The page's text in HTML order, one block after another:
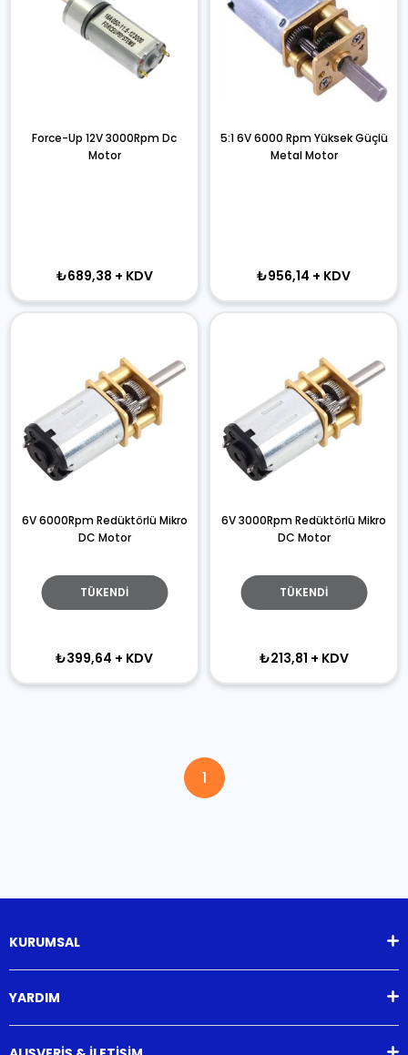
Force-Up 12V 3000Rpm Dc
Motor
₺689,38 + KDV
5:1 6V 6000 Rpm Yüksek Güçlü
Metal Motor
₺956,14 + KDV
TÜKENDI
6V 6000Rpm Redüktörlü Mikro
DC Motor
₺399,64 + KDV
TÜKENDI
6V 3000Rpm Redüktörlü Mikro
DC Motor
₺213,81 + KDV
1
KURUMSAL
YARDIM